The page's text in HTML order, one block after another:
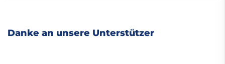
Danke an unsere Unterstützer